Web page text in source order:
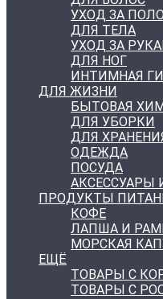
УХОД ЗА
ДЛЯ ТЕЛА
УХОД ЗА
ДЛЯ НОГ
ИНТИМНАЯ
ДЛЯ ЖИЗНИ
БЫТОВАЯ
ДЛЯ УБОРКИ
ДЛЯ
ОДЕЖДА
ПОСУДА
АКСЕССУАРЫ
ПРОДУКТЫ
КОФЕ
ЛАПША И
МОРСКАЯ
ЕЩЁ
ТОВАРЫ С
ТОВАРЫ С